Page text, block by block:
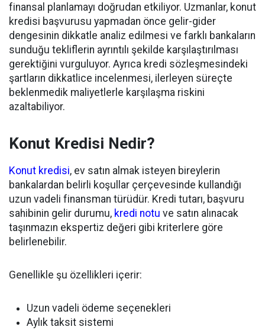
finansal planlamayı doğrudan etkiliyor. Uzmanlar, konut
kredisi başvurusu yapmadan önce gelir-gider
dengesinin dikkatle analiz edilmesi ve farklı bankaların
sunduğu tekliflerin ayrıntılı şekilde karşılaştırılması
gerektiğini vurguluyor. Ayrıca kredi sözleşmesindeki
şartların dikkatlice incelenmesi, ilerleyen süreçte
beklenmedik maliyetlerle karşılaşma riskini
azaltabiliyor.
Konut Kredisi Nedir?
Konut kredisi, ev satın almak isteyen bireylerin
bankalardan belirli koşullar çerçevesinde kullandığı
uzun vadeli finansman türüdür. Kredi tutarı, başvuru
sahibinin gelir durumu, kredi notu ve satın alınacak
taşınmazın ekspertiz değeri gibi kriterlere göre
belirlenebilir.
Genellikle şu özellikleri içerir:
Uzun vadeli ödeme seçenekleri
Aylık taksit sistemi